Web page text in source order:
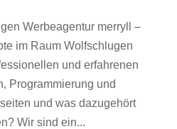
Werbeagentur merryll –
im Raum Wolfschlugen
und erfahrenen
Programmierung und
und was dazugehört
Wir sind ein...